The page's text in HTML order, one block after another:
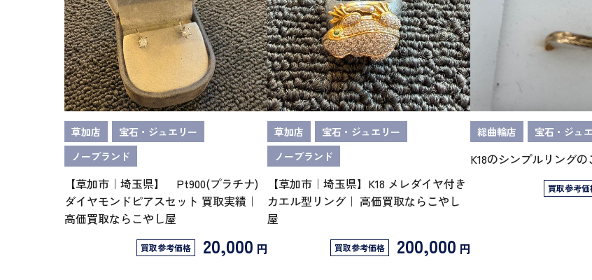
草加店
宝石・ジュエリー
ノーブランド
【草加市｜埼玉県】 Pt900(プラチナ)
ダイヤモンドピアスセット 買取実績｜
高価買取ならこやし屋
買取参考価格 20,000 円
草加店
宝石・ジュエリー
ノーブランド
【草加市｜埼玉県】K18 メレダイヤ付き
カエル型リング｜ 高価買取ならこやし
屋
買取参考価格 200,000 円
総曲輪店 宝石・ジュ
K18のシンプルリングの
買取参考価